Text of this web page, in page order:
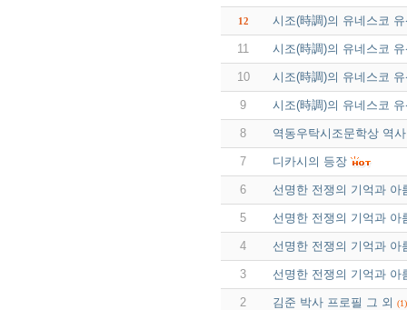
12 시조(時調)의 유네스코
11 시조(時調)의 유네스코
10 시조(時調)의 유네스코
9 시조(時調)의 유네스코
8 역동우탁시조문학상 역사
7 디카시의 등장
6 선명한 전쟁의 기억과 아
5 선명한 전쟁의 기억과 아
4 선명한 전쟁의 기억과 아
3 선명한 전쟁의 기억과 아
2 김준 박사 프로필 그 외 (1)